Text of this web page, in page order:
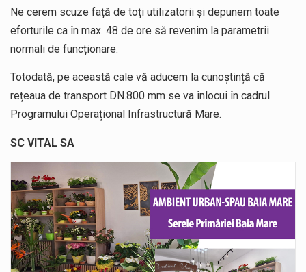
Ne cerem scuze față de toți utilizatorii și depunem toate
eforturile ca în max. 48 de ore să revenim la parametrii
normali de funcționare.
Totodată, pe această cale vă aducem la cunoștință că
rețeaua de transport DN.800 mm se va înlocui în cadrul
Programului Operațional Infrastructură Mare.
SC VITAL SA